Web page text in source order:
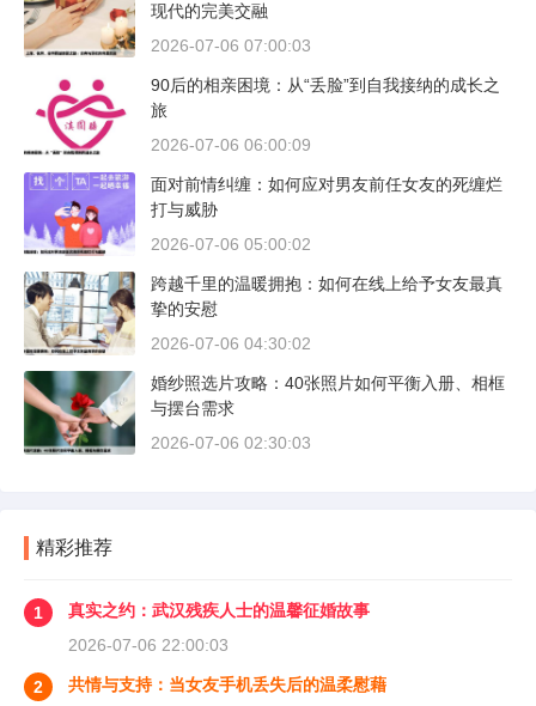
现代的完美交融
2026-07-06 07:00:03
90后的相亲困境：从“丢脸”到自我接纳的成长之
旅
2026-07-06 06:00:09
面对前情纠缠：如何应对男友前任女友的死缠烂
打与威胁
2026-07-06 05:00:02
跨越千里的温暖拥抱：如何在线上给予女友最真
挚的安慰
2026-07-06 04:30:02
婚纱照选片攻略：40张照片如何平衡入册、相框
与摆台需求
2026-07-06 02:30:03
精彩推荐
1
真实之约：武汉残疾人士的温馨征婚故事
2026-07-06 22:00:03
2
共情与支持：当女友手机丢失后的温柔慰藉